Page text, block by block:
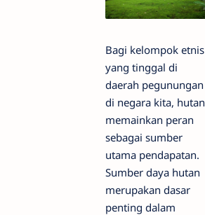
Bagi kelompok etnis
yang tinggal di
daerah pegunungan
di negara kita, hutan
memainkan peran
sebagai sumber
utama pendapatan.
Sumber daya hutan
merupakan dasar
penting dalam